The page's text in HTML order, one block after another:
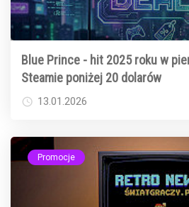
Blue Prince - hit 2025 roku w
Steamie poniżej 20 dolarów
13.01.2026
Promocje